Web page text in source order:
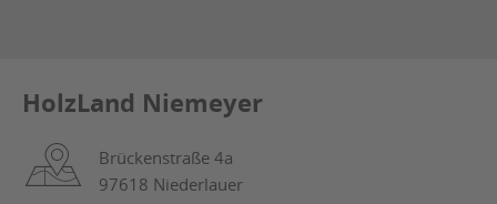
HolzLand Niemeyer
Brückenstraße 4a
97618 Niederlauer